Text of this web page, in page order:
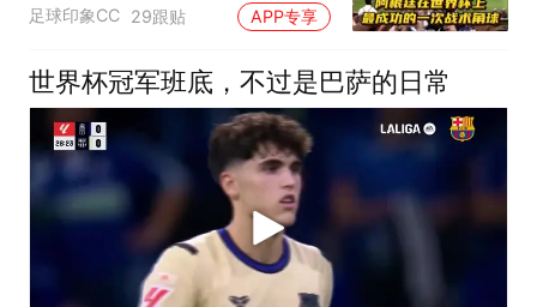
足球印象CC 29跟贴 APP专享
世界杯冠军班底，不过是巴萨的日常